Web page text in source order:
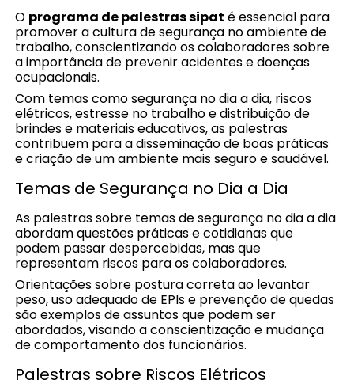
O programa de palestras sipat é essencial para
promover a cultura de segurança no ambiente de
trabalho, conscientizando os colaboradores sobre
a importância de prevenir acidentes e doenças
ocupacionais.
Com temas como segurança no dia a dia, riscos
elétricos, estresse no trabalho e distribuição de
brindes e materiais educativos, as palestras
contribuem para a disseminação de boas práticas
e criação de um ambiente mais seguro e saudável.
Temas de Segurança no Dia a Dia
As palestras sobre temas de segurança no dia a dia
abordam questões práticas e cotidianas que
podem passar despercebidas, mas que
representam riscos para os colaboradores.
Orientações sobre postura correta ao levantar
peso, uso adequado de EPIs e prevenção de quedas
são exemplos de assuntos que podem ser
abordados, visando a conscientização e mudança
de comportamento dos funcionários.
Palestras sobre Riscos Elétricos